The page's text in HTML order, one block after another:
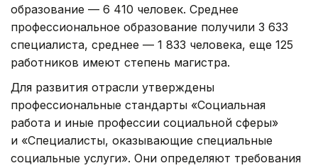
образование — 6 410 человек. Среднее
профессиональное образование получили 3 633
специалиста, среднее — 1 833 человека, еще 125
работников имеют степень магистра.
Для развития отрасли утверждены
профессиональные стандарты «Социальная
работа и иные профессии социальной сферы»
и «Специалисты, оказывающие специальные
социальные услуги». Они определяют требования